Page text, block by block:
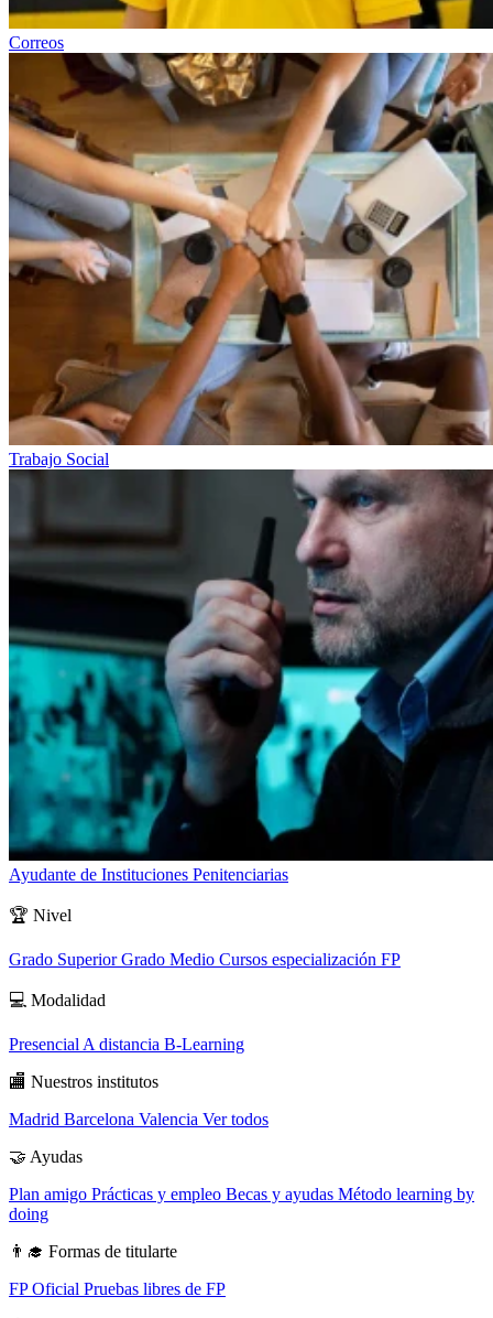
Correos
Trabajo Social
Ayudante de Instituciones Penitenciarias
🏆 Nivel
Grado SuperiorGrado Medio Cursos especialización FP
💻 Modalidad
Presencial A distancia B-Learning
🏬 Nuestros institutos
Madrid Barcelona Valencia Ver todos
🤝 Ayudas
Plan amigo Prácticas y empleo Becas y ayudas Método learning by
doing
👨‍🎓 Formas de titularte
FP Oficial Pruebas libres de FP